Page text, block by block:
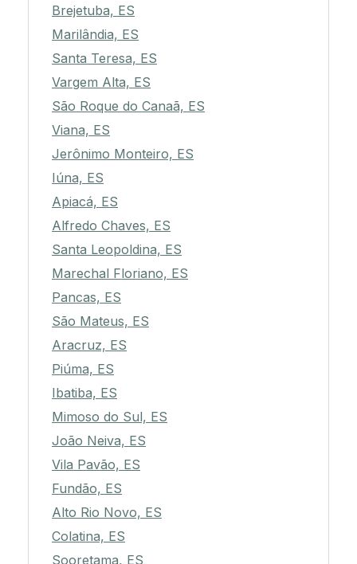
Brejetuba, ES
Marilândia, ES
Santa Teresa, ES
Vargem Alta, ES
São Roque do Canaã, ES
Viana, ES
Jerônimo Monteiro, ES
Iúna, ES
Apiacá, ES
Alfredo Chaves, ES
Santa Leopoldina, ES
Marechal Floriano, ES
Pancas, ES
São Mateus, ES
Aracruz, ES
Piúma, ES
Ibatiba, ES
Mimoso do Sul, ES
João Neiva, ES
Vila Pavão, ES
Fundão, ES
Alto Rio Novo, ES
Colatina, ES
Sooretama, ES